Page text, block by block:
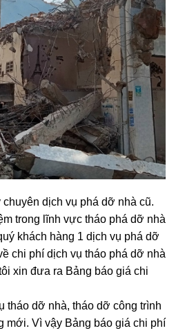
dịch vụ phá dỡ nhà cũ.
trong lĩnh vực tháo phá dỡ nhà
khách hàng 1 dịch vụ phá dỡ
chi phí dịch vụ tháo phá dỡ nhà
xin đưa ra Bảng báo giá chi
tháo dỡ nhà, tháo dỡ công trình
mới. Vì vậy Bảng báo giá chi phí